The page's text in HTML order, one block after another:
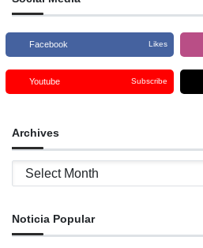
Facebook Likes
Youtube Subscribe
Archives
Archives
Noticia Popular